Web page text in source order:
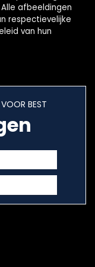
afbeeldingen
respectievelijke
van hun
BEST